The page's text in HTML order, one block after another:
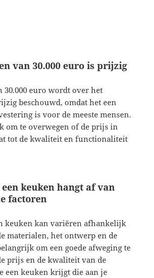
van 30.000 euro is prijzig
30.000 euro wordt over het
beschouwd, omdat het een
is voor de meeste mensen.
om te overwegen of de prijs in
tot de kwaliteit en functionaliteit
keuken hangt af van
factoren
keuken kan variëren afhankelijk
materialen, het ontwerp en de
om een goede afweging te
prijs en de kwaliteit van de
een keuken krijgt die aan je